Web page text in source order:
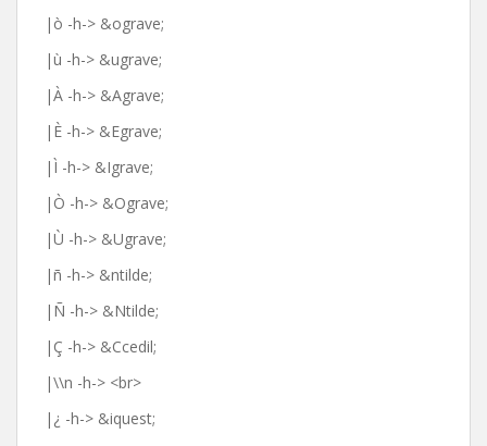
|ò -h-> &ograve;
|ù -h-> &ugrave;
|À -h-> &Agrave;
|È -h-> &Egrave;
|Ì -h-> &Igrave;
|Ò -h-> &Ograve;
|Ù -h-> &Ugrave;
|ñ -h-> &ntilde;
|Ñ -h-> &Ntilde;
|Ç -h-> &Ccedil;
|\\n -h-> <br>
|¿ -h-> &iquest;